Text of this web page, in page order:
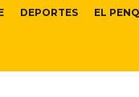
DEPORTES EL